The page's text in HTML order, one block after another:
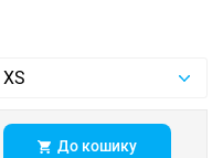
До кошику